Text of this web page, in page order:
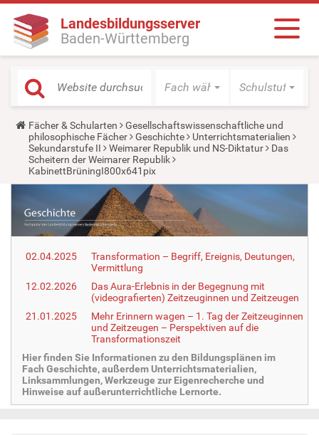
Landesbildungsserver
Baden-Württemberg
Fach wählen Schulstufe
Y
o
u
a
r
e
r
e
:
Fächer & Schularten
Gesellschaftswissenschaftliche und
philosophische Fächer
Geschichte
Unterrichtsmaterialien
Sekundarstufe II
Weimarer Republik und NS-Diktatur
Das
Scheitern der Weimarer Republik
KabinettBrüningI800x641pix
02.04.2025
Transformation – Begriff, Ereignis, Deutungen,
Vermittlung
12.02.2026
Das Aura-Erlebnis in der Begegnung mit
(videografierten) Zeitzeuginnen und Zeitzeugen
21.01.2025
Mehr Erinnern wagen – 1. Tag der Zeitzeuginnen
und Zeitzeugen – Perspektiven auf die
Transformationszeit
Hier finden Sie Informationen zu den Bildungsplänen im
Fach Geschichte, außerdem Unterrichtsmaterialien,
Linksammlungen, Werkzeuge zur Eigenrecherche und
Hinweise auf außerunterrichtliche Lernorte.